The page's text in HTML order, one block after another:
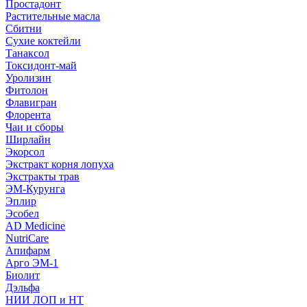
Простадонт
Растительные масла
Сбитни
Сухие коктейли
Танаксол
Токсидонт-май
Уролизин
Фитолон
Флавигран
Флорента
Чаи и сборы
Ширлайн
Экорсол
Экстракт корня лопуха
Экстракты трав
ЭМ-Курунга
Эплир
Эсобел
AD Medicine
NutriCare
Апифарм
Арго ЭМ-1
Биолит
Дэльфа
НИИ ЛОП и НТ